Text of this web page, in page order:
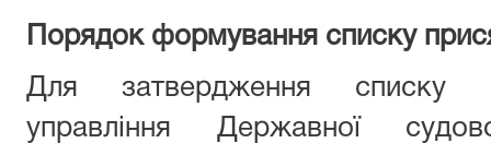
Порядок формування списку
Для затвердження списку
управління Державної